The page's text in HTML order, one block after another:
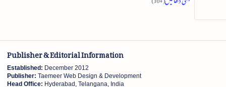
Publisher & Editorial Information
Established: December 2012
Publisher: Taemeer Web Design & Development
Head Office: Hyderabad, Telangana, India